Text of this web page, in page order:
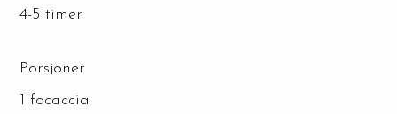
Porsjoner
4-5 timer
1 focaccia